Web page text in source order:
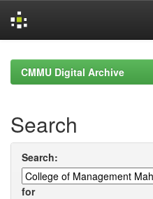
navigationCMMU Digital Archive
Search
Search:
for